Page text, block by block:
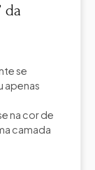
da
se
apenas
na cor de
camada